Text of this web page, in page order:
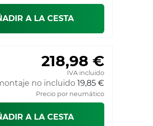
A LA CESTA
218,98 €
IVA incluido
no incluido 19,85 €
Precio por neumático
A LA CESTA